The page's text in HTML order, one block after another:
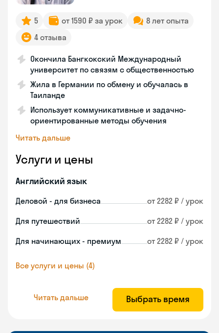
5 от 1590 ₽ за урок
8 лет опыта
4 отзыва
Окончила Бангкокский Международный
университет по связям с общественностью
Жила в Германии по обмену и обучалась в
Таиланде
Использует коммуникативные и задачно-
ориентированные методы обучения
Читать дальше
Услуги и цены
Английский язык
Деловой - для бизнеса от 2282 ₽ / урок
Для путешествий от 2282 ₽ / урок
Для начинающих - премиум от 2282 ₽ / урок
Все услуги и цены (4)
Читать дальше Выбрать время